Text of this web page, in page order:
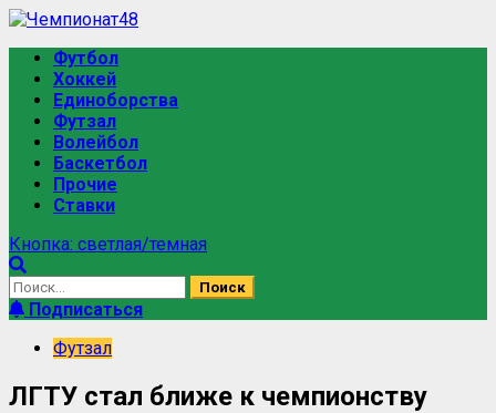
Футбол
Хоккей
Единоборства
Футзал
Волейбол
Баскетбол
Прочие
Ставки
Кнопка: светлая/темная
Подписаться
Футзал
ЛГТУ стал ближе к чемпионству